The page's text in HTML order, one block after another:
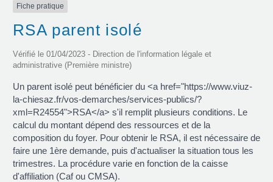
Fiche pratique
RSA parent isolé
Vérifié le 01/04/2023 - Direction de l'information légale et
administrative (Première ministre)
Un parent isolé peut bénéficier du <a href="https://www.viuz-
la-chiesaz.fr/vos-demarches/services-publics/?
xml=R24554">RSA</a> s'il remplit plusieurs conditions. Le
calcul du montant dépend des ressources et de la
composition du foyer. Pour obtenir le RSA, il est nécessaire de
faire une 1ère demande, puis d'actualiser la situation tous les
trimestres. La procédure varie en fonction de la caisse
d'affiliation (Caf ou CMSA).